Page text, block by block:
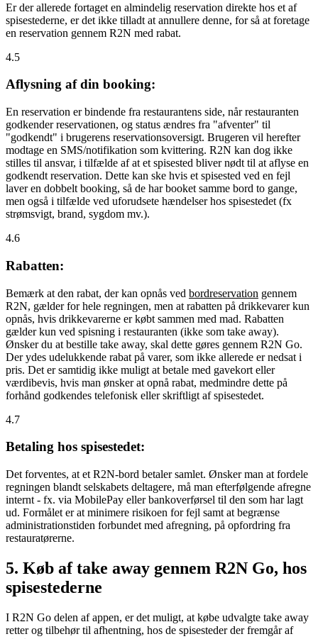
Er der allerede fortaget en almindelig reservation direkte hos et af
spisestederne, er det ikke tilladt at annullere denne, for så at foretage
en reservation gennem R2N med rabat.
4.5
Aflysning af din booking:
En reservation er bindende fra restaurantens side, når restauranten
godkender reservationen, og status ændres fra "afventer" til
"godkendt" i brugerens reservationsoversigt. Brugeren vil herefter
modtage en SMS/notifikation som kvittering. R2N kan dog ikke
stilles til ansvar, i tilfælde af at et spisested bliver nødt til at aflyse en
godkendt reservation. Dette kan ske hvis et spisested ved en fejl
laver en dobbelt booking, så de har booket samme bord to gange,
men også i tilfælde ved uforudsete hændelser hos spisestedet (fx
strømsvigt, brand, sygdom mv.).
4.6
Rabatten:
Bemærk at den rabat, der kan opnås ved bordreservation gennem
R2N, gælder for hele regningen, men at rabatten på drikkevarer kun
opnås, hvis drikkevarerne er købt sammen med mad. Rabatten
gælder kun ved spisning i restauranten (ikke som take away).
Ønsker du at bestille take away, skal dette gøres gennem R2N Go.
Der ydes udelukkende rabat på varer, som ikke allerede er nedsat i
pris. Det er samtidig ikke muligt at betale med gavekort eller
værdibevis, hvis man ønsker at opnå rabat, medmindre dette på
forhånd godkendes telefonisk eller skriftligt af spisestedet.
4.7
Betaling hos spisestedet:
Det forventes, at et R2N-bord betaler samlet. Ønsker man at fordele
regningen blandt selskabets deltagere, må man efterfølgende afregne
internt - fx. via MobilePay eller bankoverførsel til den som har lagt
ud. Formålet er at minimere risikoen for fejl samt at begrænse
administrationstiden forbundet med afregning, på opfordring fra
restauratørerne.
5. Køb af take away gennem R2N Go, hos
spisestederne
I R2N Go delen af appen, er det muligt, at købe udvalgte take away
retter og tilbehør til afhentning, hos de spisesteder der fremgår af